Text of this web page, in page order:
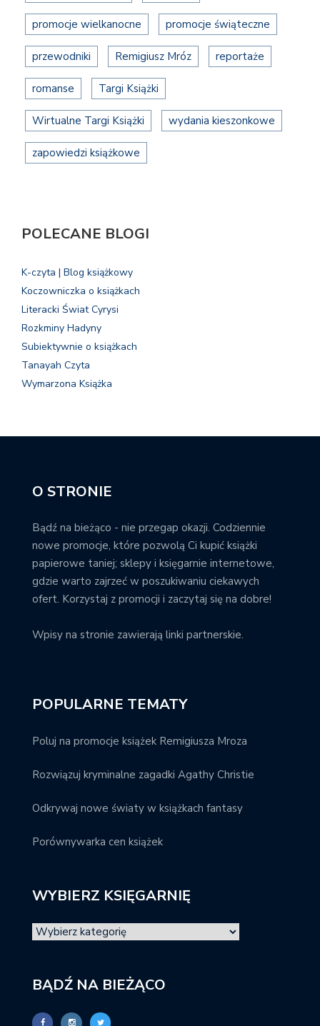
promocje wielkanocne promocje świąteczne
przewodniki Remigiusz Mróz reportaże
romanse Targi Książki
Wirtualne Targi Książki wydania kieszonkowe
zapowiedzi książkowe
POLECANE BLOGI
K-czyta | Blog książkowy
Koczowniczka o książkach
Literacki Świat Cyrysi
Rozkminy Hadyny
Subiektywnie o książkach
Tanayah Czyta
Wymarzona Książka
O STRONIE
Bądź na bieżąco - nie przegap okazji. Codziennie
nowe promocje, które pozwolą Ci kupić książki
papierowe taniej; sklepy i księgarnie internetowe,
gdzie warto zajrzeć w poszukiwaniu ciekawych
ofert. Korzystaj z promocji i zaczytaj się na dobre!
Wpisy na stronie zawierają linki partnerskie.
POPULARNE TEMATY
Poluj na promocje książek Remigiusza Mroza
Rozwiązuj kryminalne zagadki Agathy Christie
Odkrywaj nowe światy w książkach fantasy
Porównywarka cen książek
WYBIERZ KSIĘGARNIĘ
BĄDŹ NA BIEŻĄCO